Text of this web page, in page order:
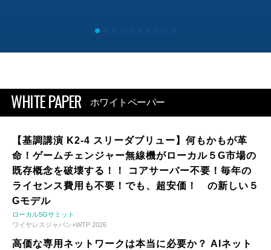
WHITE PAPER ホワイトペーパー
【基調講演 K2-4 スリーダブリュー】何もかもが革
命！ゲームチェンジャー無線機がローカル５G市場の
既存概念を破壊する！！ コアサーバー不要！毎年の
ライセンス費用も不要！でも、超安価！ の新しい５
Gモデル
ローカル5Gサミット
ワイヤレスジャパン×WTP 2026
高価な専用ネットワークは本当に必要か？ AIネット